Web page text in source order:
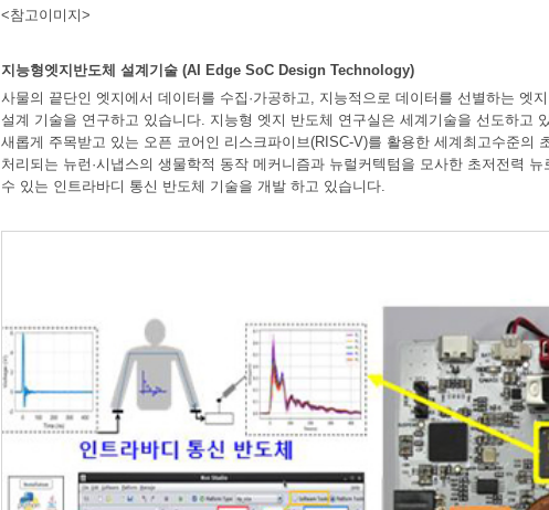
<참고이미지>
지능형엣지반도체 설계기술 (AI Edge SoC Design Technology)
사물의 끝단인 엣지에서 데이터를 수집·가공하고, 지능적으로 데이터를 선별하는 엣
설계 기술을 연구하고 있습니다. 지능형 엣지 반도체 연구실은 세계기술을 선도하고
새롭게 주목받고 있는 오픈 코어인 리스크파이브(RISC-V)를 활용한 세계최고수준의
처리되는 뉴런·시냅스의 생물학적 동작 메커니즘과 뉴럴커텍텀을 모사한 초저전력
수 있는 인트라바디 통신 반도체 기술을 개발 하고 있습니다.